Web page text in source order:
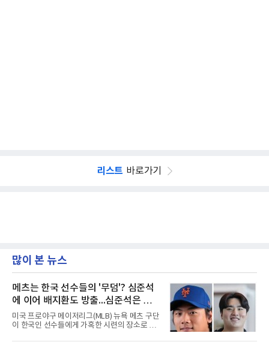
리스트 바로가기
많이 본 뉴스
메츠는 한국 선수들의 '무덤'? 심준석
에 이어 배지환도 방출...심준석은 이
미 귀국, 배지환은 미국 잔류할 듯
미국 프로야구 메이저리그(MLB) 뉴욕 메츠 구단
이 한국인 선수들에게 가혹한 시련의 장소로 전